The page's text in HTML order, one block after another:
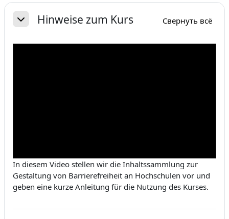
Section outline
СвернутьHinweise zum Kurs Свернуть всё
In diesem Video stellen wir die Inhaltssammlung zur
Gestaltung von Barrierefreiheit an Hochschulen vor und
geben eine kurze Anleitung für die Nutzung des Kurses.